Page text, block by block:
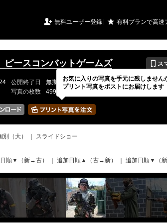
 無料ユーザー登録 ★ 有料プランで高速
ースコンバットゲームズ 📱 ス
公開終了日 無期限 イベントの期間
---
写真の枚数 499 / 2000枚
別（大）
スライドショー
順▼（新→古） 追加日順▲（古→新） 追加日順▼（
お気に入りの写真を手元に残しません
プリント写真をポストにお届けします